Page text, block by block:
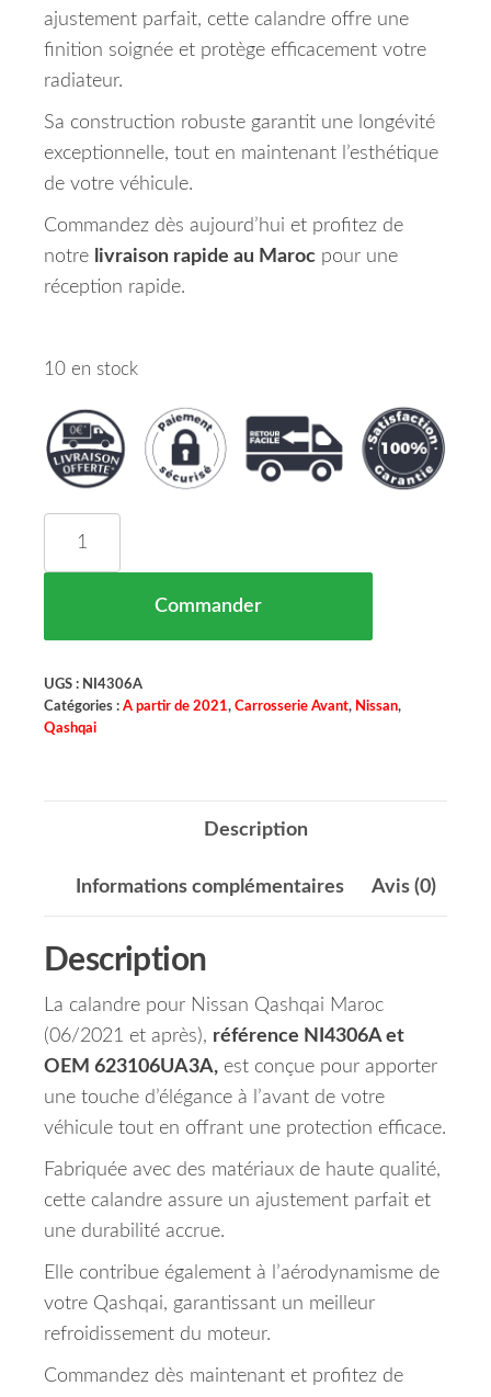
ajustement parfait, cette calandre offre une
finition soignée et protège efficacement votre
radiateur.
Sa construction robuste garantit une longévité
exceptionnelle, tout en maintenant l’esthétique
de votre véhicule.
Commandez dès aujourd’hui et profitez de
notre livraison rapide au Maroc pour une
réception rapide.
10 en stock
Commander
UGS : NI4306A
Catégories : A partir de 2021, Carrosserie Avant, Nissan,
Qashqai
Description
Informations complémentaires Avis (0)
Description
La calandre pour Nissan Qashqai Maroc
(06/2021 et après), référence NI4306A et
OEM 623106UA3A, est conçue pour apporter
une touche d’élégance à l’avant de votre
véhicule tout en offrant une protection efficace.
Fabriquée avec des matériaux de haute qualité,
cette calandre assure un ajustement parfait et
une durabilité accrue.
Elle contribue également à l’aérodynamisme de
votre Qashqai, garantissant un meilleur
refroidissement du moteur.
Commandez dès maintenant et profitez de